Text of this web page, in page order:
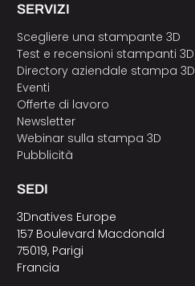
SERVIZI
Scegliere una stampante 3D
Test e recensioni stampanti 3D
Directory aziendale stampa 3D
Eventi
Offerte di lavoro
Newsletter
Webinar sulla stampa 3D
Pubblicità
SEDI
3Dnatives Europe
157 Boulevard Macdonald
75019, Parigi
Francia